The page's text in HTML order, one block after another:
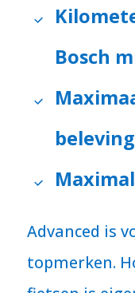
Bosch
beleving
Advanced is
topmerken.